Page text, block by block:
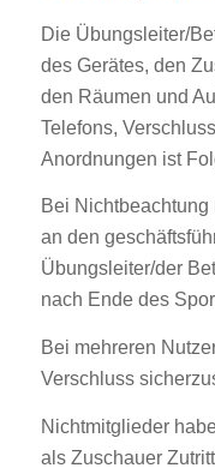
Die Übungsleiter/
des Gerätes, den
den Räumen und
Telefons,
Anordnungen ist
Bei
an den
Übungsleiter/der
nach Ende des
Bei mehreren
Verschluss
Nichtmitglieder
als Zuschauer